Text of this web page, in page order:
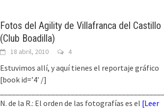
Fotos del Agility de Villafranca del Castillo
(Club Boadilla)
18 abril, 2010 4
Estuvimos allí, y aquí tienes el reportaje gráfico
[book id=’4′ /]
N. de la R.: El orden de las fotografías es el [Leer